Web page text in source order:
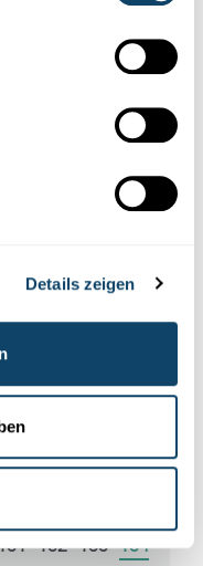
Details zeigen
Dr.-Ing. Félix
antreibt und
Page
132 Page
133 Current
134